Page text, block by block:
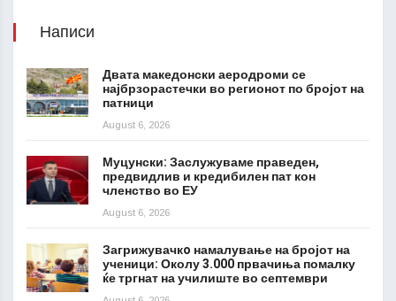
Написи
Двата македонски аеродроми се
најбрзорастечки во регионот по бројот на
патници
August 6, 2026
Муцунски: Заслужуваме праведен,
предвидлив и кредибилен пат кон
членство во ЕУ
August 6, 2026
Загрижувачкo намалување на бројот на
ученици: Околу 3.000 првачиња помалку
ќе тргнат на училиште во септември